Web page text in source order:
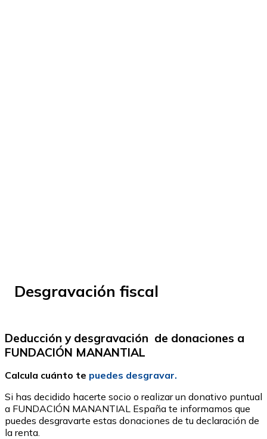
Desgravación fiscal
Deducción y desgravación de donaciones a
FUNDACIÓN MANANTIAL
Calcula cuánto te puedes desgravar.
Si has decidido hacerte socio o realizar un donativo puntual
a FUNDACIÓN MANANTIAL España te informamos que
puedes desgravarte estas donaciones de tu declaración de
la renta.